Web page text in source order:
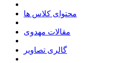
محتوای کلاس ها
مقالات مهدوی
گالری تصاویر